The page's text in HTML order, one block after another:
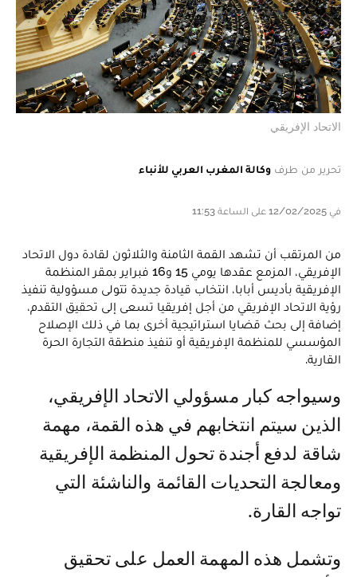
الاتحاد الإفريقي
تحرير من طرف وكالة المغرب العربي للأنباء
في 12/02/2025 على الساعة 11:53
من المرتقب أن تشهد القمة الثامنة والثلاثون لقادة دول الاتحاد
الإفريقي، المزمع عقدها يومي 15 و16 فبراير بمقر المنظمة
الإفريقية بأديس أبابا، انتخاب قيادة جديدة تتولى مسؤولية تنفيذ
رؤية الاتحاد الإفريقي من أجل إفريقيا تسعى إلى تحقيق التقدم،
إضافة إلى بحث قضايا استراتيجية أخرى بما في ذلك الإصلاح
المؤسسي للمنظمة الإفريقية أو تنفيذ منطقة التجارة الحرة
القارية.
وسيواجه كبار مسؤولي الاتحاد الإفريقي،
الذين سيتم انتخابهم في هذه القمة، مهمة
شاقة لدفع أجندة تحول المنظمة الإفريقية
ومعالجة التحديات القائمة والناشئة التي
تواجه القارة.
وتشمل هذه المهمة العمل على تحقيق